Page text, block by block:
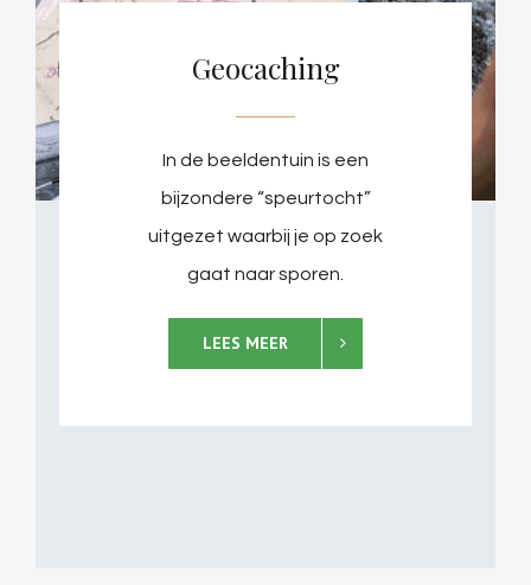
Geocaching
In de beeldentuin is een
bijzondere “speurtocht”
uitgezet waarbij je op zoek
gaat naar sporen.
LEES MEER